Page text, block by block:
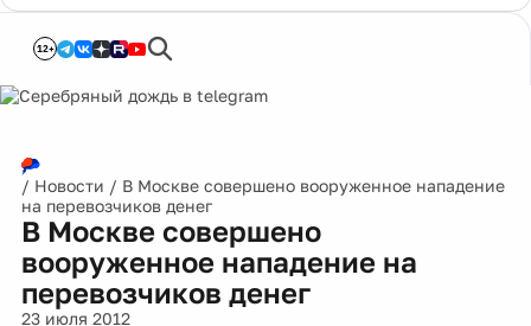
12+
/ Новости / В Москве совершено вооруженное нападение
на перевозчиков денег
В Москве совершено
вооруженное нападение на
перевозчиков денег
23 июля 2012